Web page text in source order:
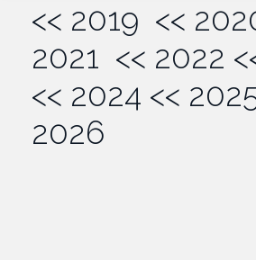
<< 2019 <<
2021 << 2022
<< 2024 <<
2026